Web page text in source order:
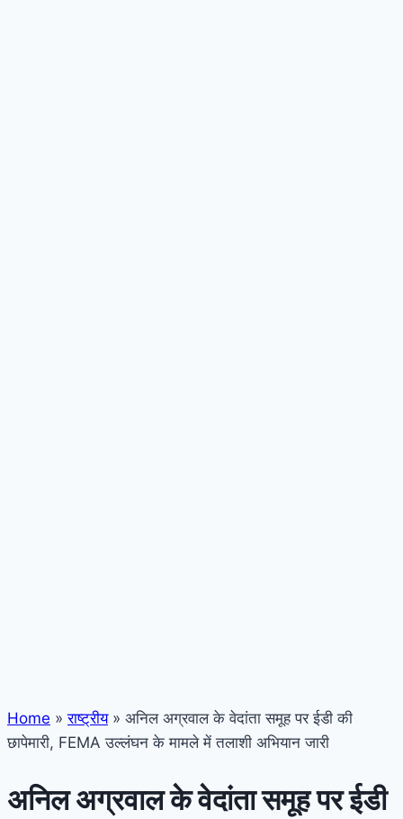
Home » राष्ट्रीय » अनिल अग्रवाल के वेदांता समूह पर ईडी की
छापेमारी, FEMA उल्लंघन के मामले में तलाशी अभियान जारी
अनिल अग्रवाल के वेदांता समूह पर ईडी